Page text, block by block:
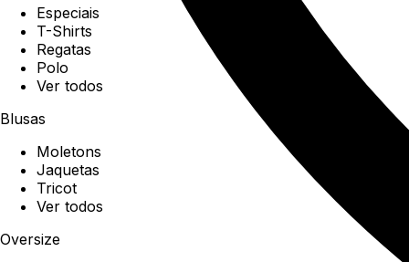
Especiais
T-Shirts
Regatas
Polo
Ver todos
Blusas
Moletons
Jaquetas
Tricot
Ver todos
Oversize